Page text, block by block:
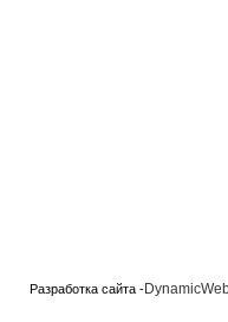
Разработка сайта -